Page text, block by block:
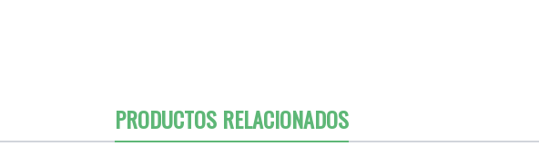
PRODUCTOS RELACIONADOS